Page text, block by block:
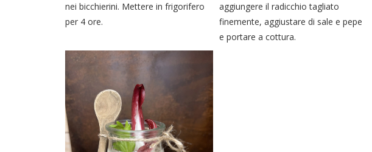
nei bicchierini. Mettere in frigorifero
per 4 ore.
aggiungere il radicchio tagliato
finemente, aggiustare di sale e pepe
e portare a cottura.